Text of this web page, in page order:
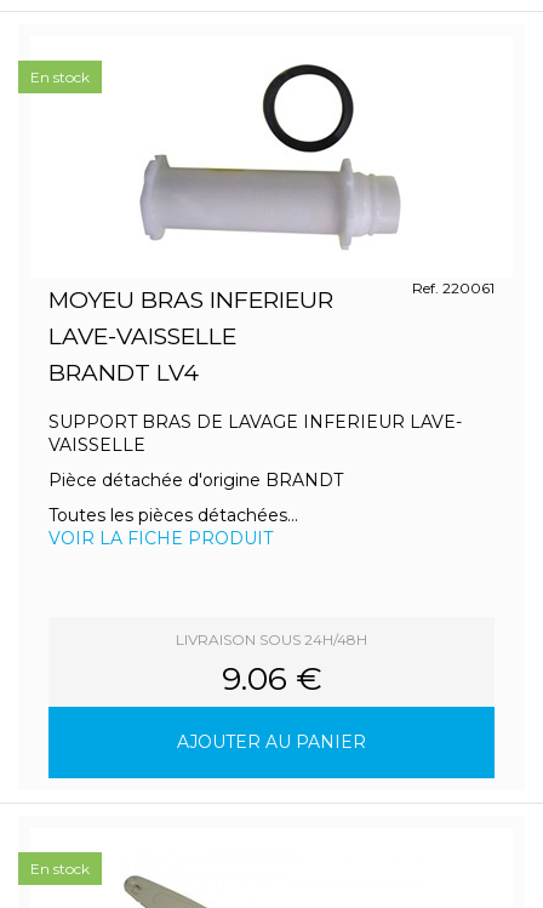
MOYEU BRAS INFERIEUR
LAVE-VAISSELLE
BRANDT LV4
Ref. 220061
SUPPORT BRAS DE LAVAGE INFERIEUR LAVE-
VAISSELLE
Pièce détachée d'origine BRANDT
Toutes les pièces détachées...
VOIR LA FICHE PRODUIT
LIVRAISON SOUS 24H/48H
9.06 €
AJOUTER AU PANIER
En stock
En stock